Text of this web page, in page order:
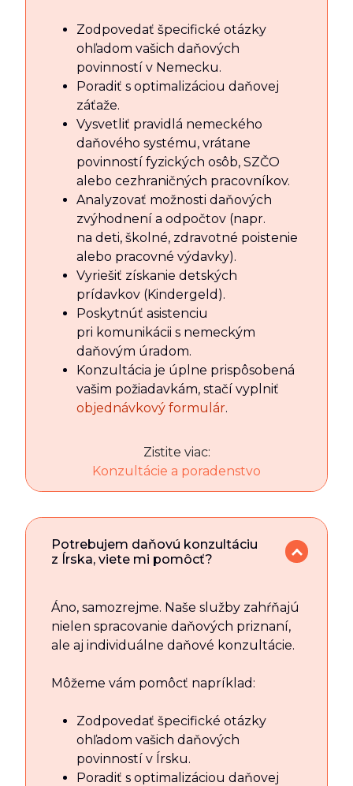
Zodpovedať špecifické otázky
ohľadom vašich daňových
povinností v Nemecku.
Poradiť s optimalizáciou daňovej
záťaže.
Vysvetliť pravidlá nemeckého
daňového systému, vrátane
povinností fyzických osôb, SZČO
alebo cezhraničných pracovníkov.
Analyzovať možnosti daňových
zvýhodnení a odpočtov (napr.
na deti, školné, zdravotné poistenie
alebo pracovné výdavky).
Vyriešiť získanie detských
prídavkov (Kindergeld).
Poskytnúť asistenciu
pri komunikácii s nemeckým
daňovým úradom.
Konzultácia je úplne prispôsobená
vašim požiadavkám, stačí vyplniť
objednávkový formulár.
Zistite viac:
Konzultácie a poradenstvo
Potrebujem daňovú konzultáciu
z Írska, viete mi pomôcť?
Áno, samozrejme. Naše služby zahŕňajú
nielen spracovanie daňových priznaní,
ale aj individuálne daňové konzultácie.
Môžeme vám pomôcť napríklad:
Zodpovedať špecifické otázky
ohľadom vašich daňových
povinností v Írsku.
Poradiť s optimalizáciou daňovej